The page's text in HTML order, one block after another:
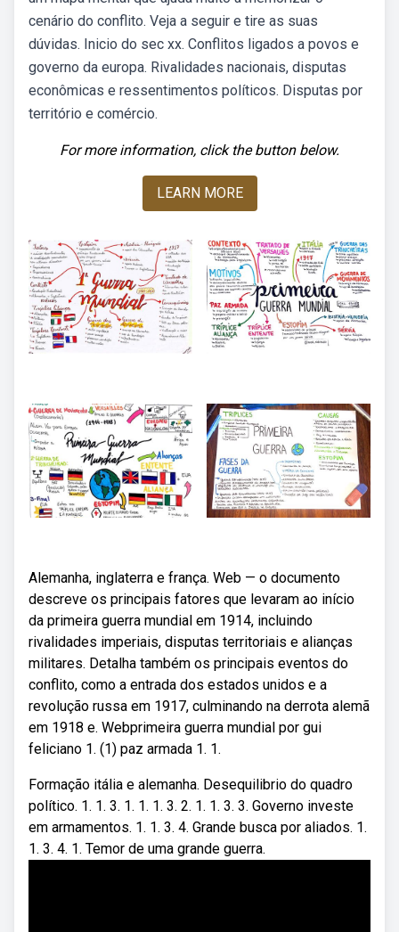
cenário do conflito. Veja a seguir e tire as suas
dúvidas. Inicio do sec xx. Conflitos ligados a povos e
governo da europa. Rivalidades nacionais, disputas
econômicas e ressentimentos políticos. Disputas por
território e comércio.
For more information, click the button below.
LEARN MORE
Alemanha, inglaterra e frança. Web — o documento
descreve os principais fatores que levaram ao início
da primeira guerra mundial em 1914, incluindo
rivalidades imperiais, disputas territoriais e alianças
militares. Detalha também os principais eventos do
conflito, como a entrada dos estados unidos e a
revolução russa em 1917, culminando na derrota alemã
em 1918 e. Webprimeira guerra mundial por gui
feliciano 1. (1) paz armada 1. 1.
Formação itália e alemanha. Desequilibrio do quadro
político. 1. 1. 3. 1. 1. 1. 3. 2. 1. 1. 3. 3. Governo investe
em armamentos. 1. 1. 3. 4. Grande busca por aliados. 1.
1. 3. 4. 1. Temor de uma grande guerra.